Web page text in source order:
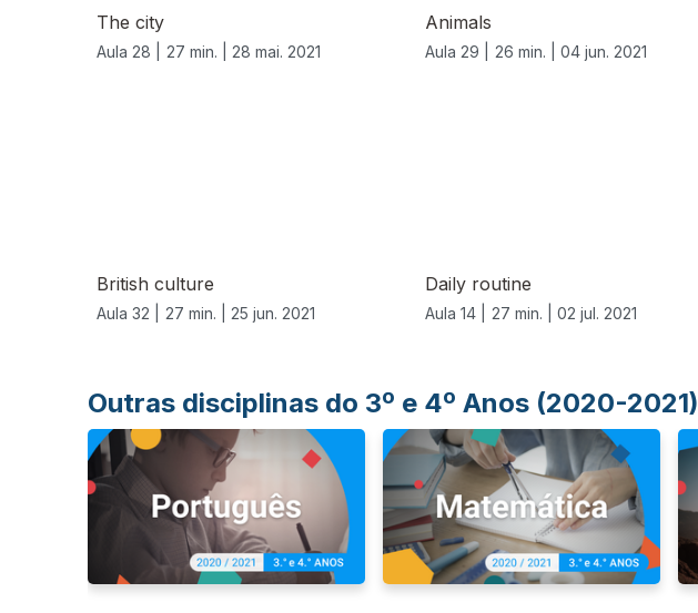
The city
Aula 28 | 27 min. | 28 mai. 2021
Animals
Aula 29 | 26 min. | 04 jun. 2021
British culture
Aula 32 | 27 min. | 25 jun. 2021
Daily routine
Aula 14 | 27 min. | 02 jul. 2021
Outras disciplinas do 3º e 4º Anos (2020-2021)